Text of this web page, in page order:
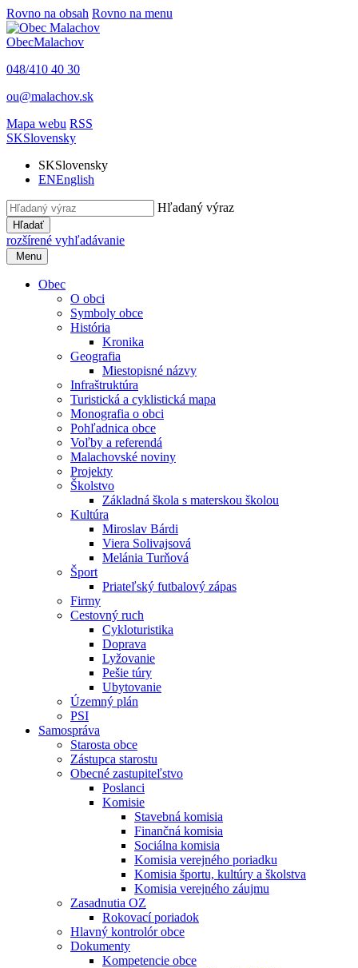
Rovno na obsah Rovno na menu
ObecMalachov
048/410 40 30
ou@malachov.sk
Mapa webu RSS
SKSlovensky
SKSlovensky
ENEnglish
Hľadaný výraz
Hľadať
rozšírené vyhľadávanie
Menu
Obec
O obci
Symboly obce
História
Kronika
Geografia
Miestopisné názvy
Infraštruktúra
Turistická a cyklistická mapa
Monografia o obci
Pohľadnica obce
Voľby a referendá
Malachovské noviny
Projekty
Školstvo
Základná škola s materskou školou
Kultúra
Miroslav Bárdi
Viera Solivajsová
Melánia Turňová
Šport
Priateľský futbalový zápas
Firmy
Cestovný ruch
Cykloturistika
Doprava
Lyžovanie
Pešie túry
Ubytovanie
Územný plán
PSI
Samospráva
Starosta obce
Zástupca starostu
Obecné zastupiteľstvo
Poslanci
Komisie
Stavebná komisia
Finančná komisia
Sociálna komisia
Komisia verejného poriadku
Komisia športu, kultúry a školstva
Komisia verejného záujmu
Zasadnutia OZ
Rokovací poriadok
Hlavný kontrolór obce
Dokumenty
Kompetencie obce